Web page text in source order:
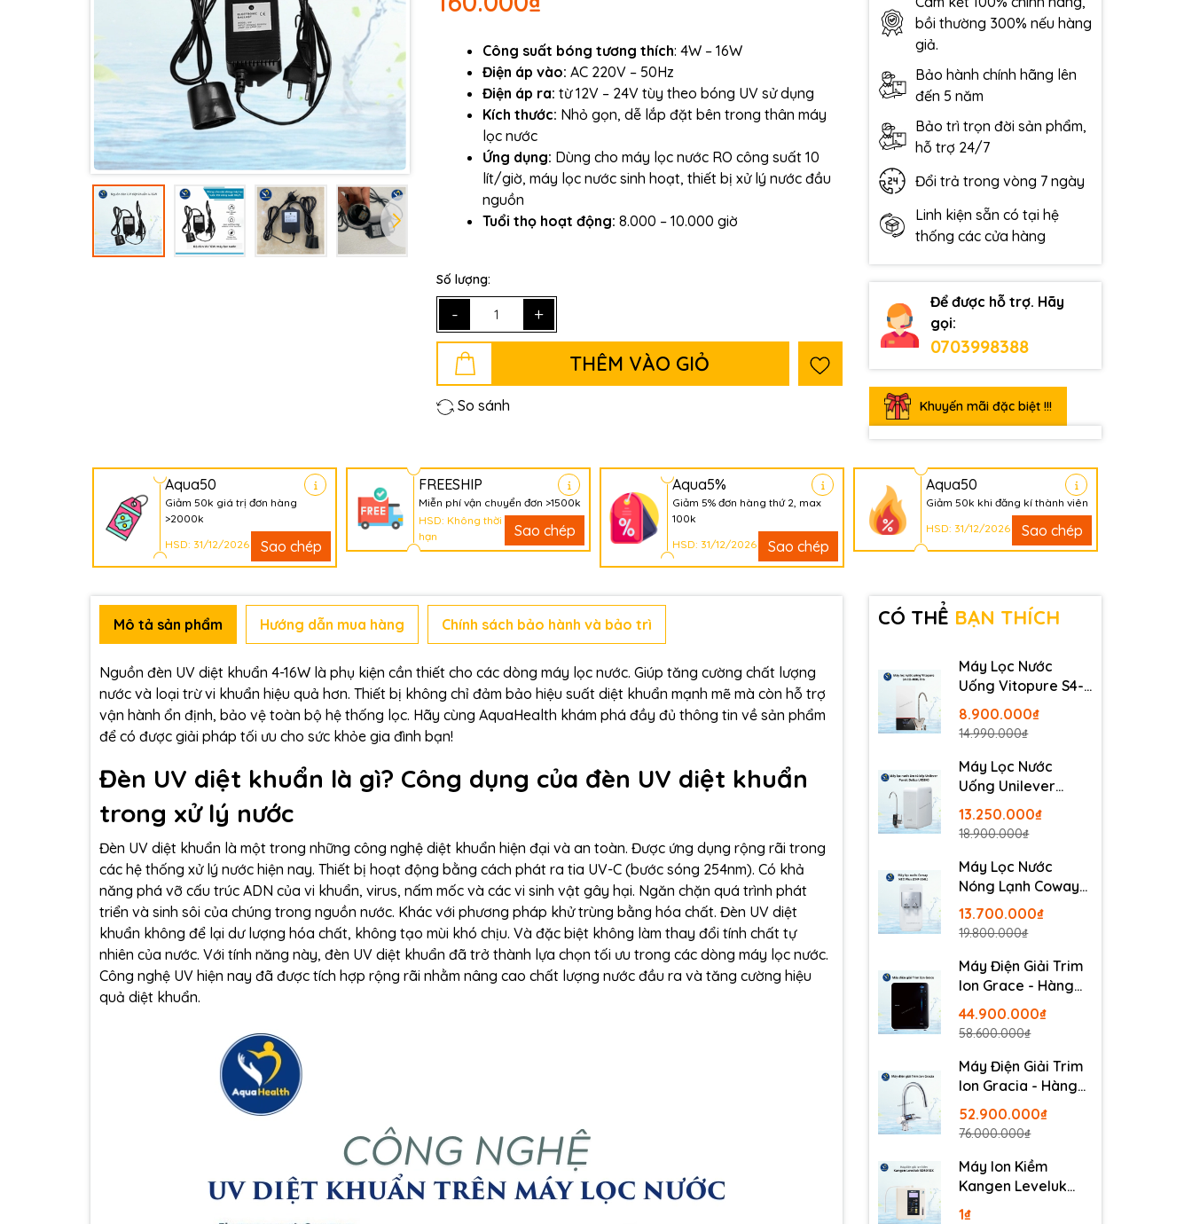
Công suất bóng tương thích: 4W – 16W
Điện áp vào: AC 220V – 50Hz
Điện áp ra: từ 12V – 24V tùy theo bóng UV sử dụng
Kích thước: Nhỏ gọn, dễ lắp đặt bên trong thân máy
lọc nước
Ứng dụng: Dùng cho máy lọc nước RO công suất 10
lít/giờ, máy lọc nước sinh hoạt, thiết bị xử lý nước đầu
nguồn
Tuổi thọ hoạt động: 8.000 – 10.000 giờ
Số lượng:
- +
THÊM VÀO GIỎ
So sánh
bồi thường 300% nếu hàng
giả.
Bảo hành chính hãng lên
đến 5 năm
Bảo trì trọn đời sản phẩm,
hỗ trợ 24/7
Đổi trả trong vòng 7 ngày
Linh kiện sẵn có tại hệ
thống các cửa hàng
Để được hỗ trợ. Hãy
gọi:
0703998388
Khuyến mãi đặc biệt !!!
Aqua50
Giảm 50k giá trị đơn hàng
>2000k
HSD: 31/12/2026
Sao chép
FREESHIP
Miễn phí vận chuyển đơn >1500k
HSD: Không thời
hạn
Sao chép
Aqua5%
Giảm 5% đơn hàng thứ 2, max
100k
HSD: 31/12/2026
Sao chép
Aqua50
Giảm 50k khi đăng kí thành viên
HSD: 31/12/2026
Sao chép
Điều kiện:
Mô tả sản phẩm Hướng dẫn mua hàng Chính sách bảo hành và bảo trì
Nguồn đèn UV diệt khuẩn 4-16W là phụ kiện cần thiết cho các dòng máy lọc nước. Giúp tăng cường chất lượng
nước và loại trừ vi khuẩn hiệu quả hơn. Thiết bị không chỉ đảm bảo hiệu suất diệt khuẩn mạnh mẽ mà còn hỗ trợ
vận hành ổn định, bảo vệ toàn bộ hệ thống lọc. Hãy cùng AquaHealth khám phá đầy đủ thông tin về sản phẩm
để có được giải pháp tối ưu cho sức khỏe gia đình bạn!
Đèn UV diệt khuẩn là gì? Công dụng của đèn UV diệt khuẩn
trong xử lý nước
Đèn UV diệt khuẩn là một trong những công nghệ diệt khuẩn hiện đại và an toàn. Được ứng dụng rộng rãi trong
các hệ thống xử lý nước hiện nay. Thiết bị hoạt động bằng cách phát ra tia UV-C (bước sóng 254nm). Có khả
năng phá vỡ cấu trúc ADN của vi khuẩn, virus, nấm mốc và các vi sinh vật gây hại. Ngăn chặn quá trình phát
triển và sinh sôi của chúng trong nguồn nước. Khác với phương pháp khử trùng bằng hóa chất. Đèn UV diệt
khuẩn không để lại dư lượng hóa chất, không tạo mùi khó chịu. Và đặc biệt không làm thay đổi tính chất tự
nhiên của nước. Với tính năng này, đèn UV diệt khuẩn đã trở thành lựa chọn tối ưu trong các dòng máy lọc nước.
Công nghệ UV hiện nay đã được tích hợp rộng rãi nhằm nâng cao chất lượng nước đầu ra và tăng cường hiệu
quả diệt khuẩn.
CÓ THỂ BẠN THÍCH
Máy Lọc Nước
Uống Vitopure S4-
RO-400G Pro -
Thương Hiệu Đức
8.900.000₫
14.990.000₫
Máy Lọc Nước
Uống Unilever
Pureit Delica
UR5840
13.250.000₫
18.900.000₫
Máy Lọc Nước
Nóng Lạnh Coway
Neo Plus CHP-264L
13.700.000₫
19.800.000₫
Máy Điện Giải Trim
Ion Grace - Hàng
Nội Địa Nhật
44.900.000₫
58.600.000₫
Máy Điện Giải Trim
Ion Gracia - Hàng
Nội Địa Nhật
52.900.000₫
76.000.000₫
Máy Ion Kiềm
Kangen Leveluk
SD501DX
1₫